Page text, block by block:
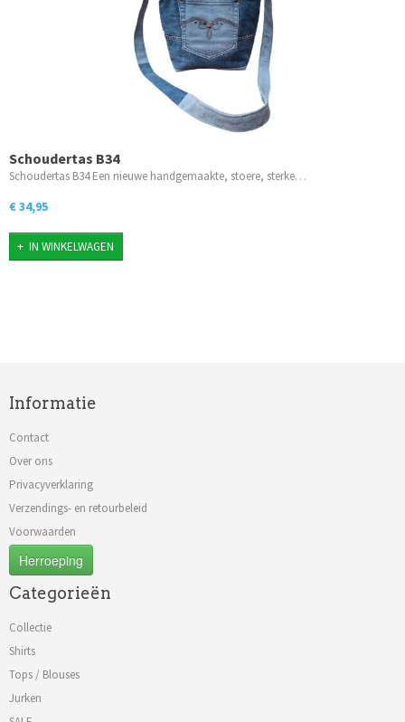
Schoudertas B34
Schoudertas B34 Een nieuwe handgemaakte, stoere, sterke…
€ 34,95
IN WINKELWAGEN
Informatie
Contact
Over ons
Privacyverklaring
Verzendings- en retourbeleid
Voorwaarden
Herroeping
Categorieën
Collectie
Shirts
Tops / Blouses
Jurken